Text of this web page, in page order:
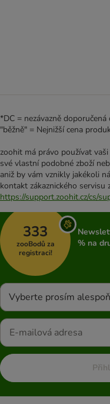
*DC = nezávazně doporučená
"běžně" = Nejnižší cena
zoohit má právo používat
své vlastní podobné zboží
aniž by vám vznikly jakékoli
kontakt zákaznického servisu
https://support.zoohit.cz/cs/
333
zooBodů za
registraci!
% na
Vyberte prosím